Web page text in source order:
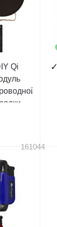
Qi
✓
161044